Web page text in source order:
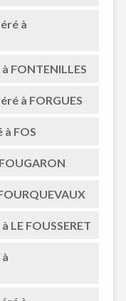
à
FONTENILLES
à FORGUES
FOS
LE FOUSSERET